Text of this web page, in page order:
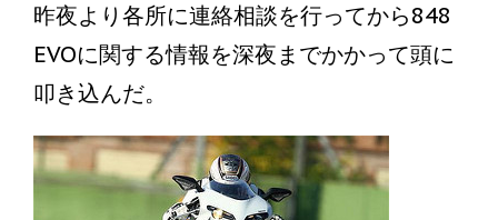
昨夜より各所に連絡相談を行ってから848
EVOに関する情報を深夜までかかって頭に
叩き込んだ。